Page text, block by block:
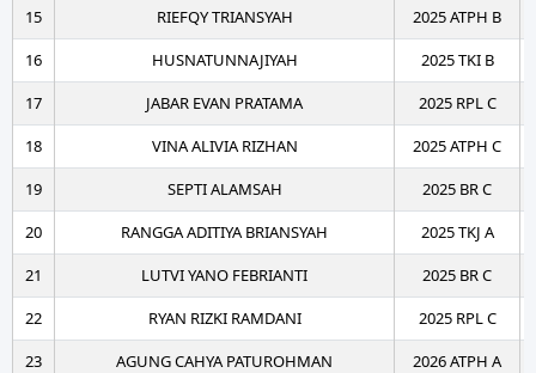
15
RIEFQY TRIANSYAH
2025 ATPH B
16
HUSNATUNNAJIYAH
2025 TKI B
17
JABAR EVAN PRATAMA
2025 RPL C
18
VINA ALIVIA RIZHAN
2025 ATPH C
19
SEPTI ALAMSAH
2025 BR C
20
RANGGA ADITIYA BRIANSYAH
2025 TKJ A
21
LUTVI YANO FEBRIANTI
2025 BR C
22
RYAN RIZKI RAMDANI
2025 RPL C
23
AGUNG CAHYA PATUROHMAN
2026 ATPH A